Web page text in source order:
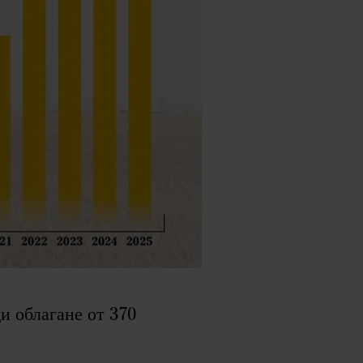
облагане от 370